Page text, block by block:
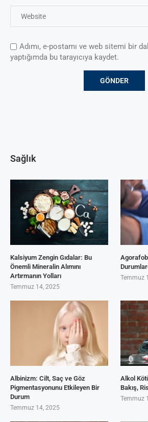
Adımı, e-postamı ve web sitemi bir
yaptığımda bu tarayıcıya kaydet.
Sağlık
Kalsiyum Zengin Gıdalar: Bu
Önemli Mineralin Alımını
Artırmanın Yolları
Temmuz 14, 2025
Temmuz
Albinizm: Cilt, Saç ve Göz
Pigmentasyonunu Etkileyen Bir
Durum
Temmuz 14, 2025
Alkol
Bakış,
Temmuz